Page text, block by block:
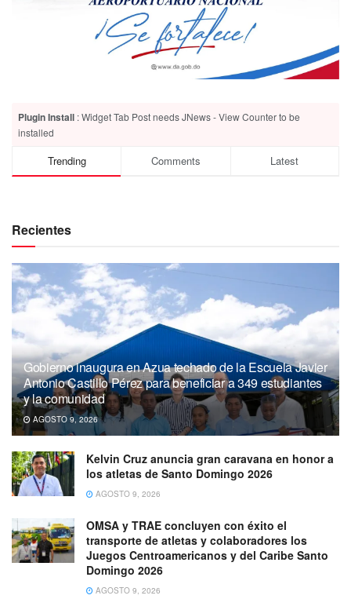
Plugin Install : Widget Tab Post needs JNews - View Counter to be
installed
Trending Comments Latest
Recientes
Gobierno inaugura en Azua techado de la Escuela Javier
Antonio Castillo Pérez para beneficiar a 349 estudiantes
y la comunidad
AGOSTO 9, 2026
Kelvin Cruz anuncia gran caravana en honor a
los atletas de Santo Domingo 2026
AGOSTO 9, 2026
OMSA y TRAE concluyen con éxito el
transporte de atletas y colaboradores los
Juegos Centroamericanos y del Caribe Santo
Domingo 2026
AGOSTO 9, 2026